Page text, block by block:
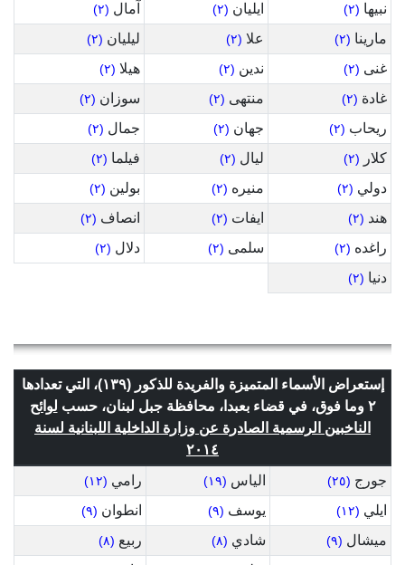
نبيها (٢) ايليان (٢) آمال (٢)
مارينا (٢) علا (٢) ليليان (٢)
غنى (٢) ندين (٢) هيلا (٢)
غادة (٢) منتهى (٢) سوزان (٢)
ريحاب (٢) جهان (٢) جمال (٢)
كلار (٢) ليال (٢) فيلما (٢)
دولي (٢) منيره (٢) بولين (٢)
هند (٢) ايفات (٢) انصاف (٢)
راغده (٢) سلمى (٢) دلال (٢)
دنيا (٢)
إستعراض الأسماء المتميزة والفريدة للذكور (١٣٩)، التي تعدادها
٢ وما فوق، في قضاء بعبدا، محافظة جبل لبنان، حسب
لوائح
الناخبين الرسمية الصادرة عن وزارة الداخلية اللبنانية لسنة
٢٠١٤
جورج (٢٥) الياس (١٩) رامي (١٢)
ايلي (١٢) يوسف (٩) انطوان (٩)
ميشال (٩) شادي (٨) ربيع (٨)